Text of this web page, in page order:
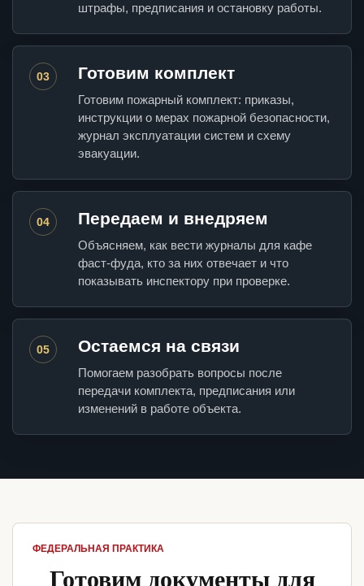
штрафы, предписания и остановку работы.
03 Готовим комплект
Готовим пожарный комплект: приказы,
инструкции о мерах пожарной безопасности,
журнал эксплуатации систем и схему
эвакуации.
04 Передаем и внедряем
Объясняем, как вести журналы для кафе
фаст-фуда, кто за них отвечает и что
показывать инспектору при проверке.
05 Остаемся на связи
Помогаем разобрать вопросы после
передачи комплекта, предписания или
изменений в работе объекта.
ФЕДЕРАЛЬНАЯ ПРАКТИКА
Готовим документы для